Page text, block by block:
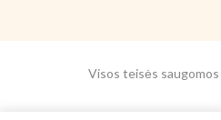
Visos teisės